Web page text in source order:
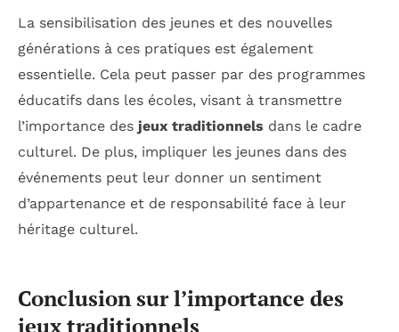
La sensibilisation des jeunes et des nouvelles
générations à ces pratiques est également
essentielle. Cela peut passer par des programmes
éducatifs dans les écoles, visant à transmettre
l’importance des jeux traditionnels dans le cadre
culturel. De plus, impliquer les jeunes dans des
événements peut leur donner un sentiment
d’appartenance et de responsabilité face à leur
héritage culturel.
Conclusion sur l’importance des
jeux traditionnels